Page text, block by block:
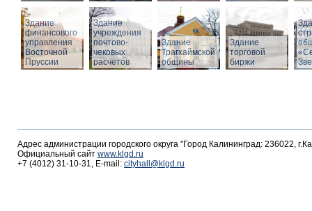
Здание
финансового
управления
Восточной
Пруссии
Здание
учреждения
почтово-
чековых
расчетов
Здание
Трагхаймской
общины
Здание
торговой
биржи
Адрес администрации городского округа "Город Калининград: 236022,
Официальный сайт www.klgd.ru
+7 (4012) 31-10-31, E-mail: cityhall@klgd.ru